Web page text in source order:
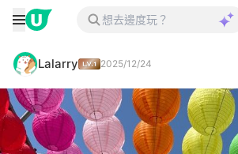
Lalarry 2025/12/24